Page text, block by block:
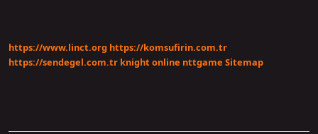
https://www.linct.org https://komsufirin.com.tr
https://sendegel.com.tr knight online nttgame Sitemap